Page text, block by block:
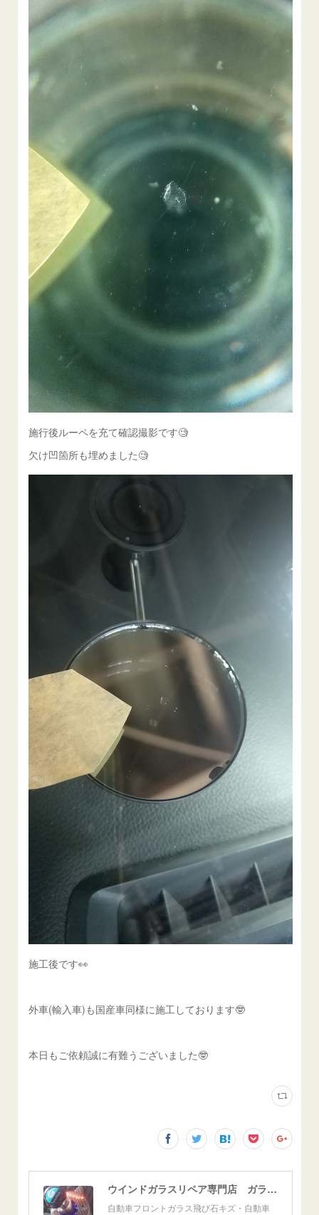
施行後ルーペを充て確認撮影です🧐
欠け凹箇所も埋めました🧐
施工後です👀
外車(輸入車)も国産車同様に施工しております🤓
本日もご依頼誠に有難うございました🤓
ウインドガラスリペア専門店 ガラスリペア・ヨシダ グラスウェルドジャパン 正規施工店 小松市
自動車フロントガラス飛び石キズ・自動車